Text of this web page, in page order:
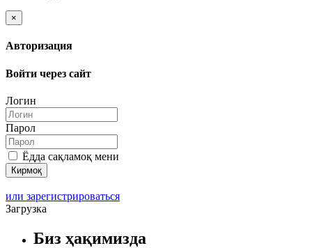
×
Авторизация
Войти через сайт
Логин
Парол
Ёдда сақламоқ мени
или зарегистрироваться
Загрузка
Биз ҳақимизда